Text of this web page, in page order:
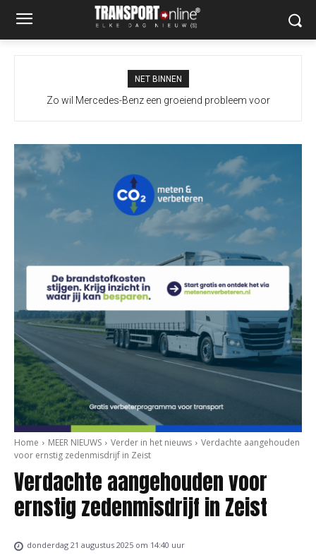
NET BINNEN
Zo wil Mercedes-Benz een groeiend probleem voor
Home MEER NIEUWS Verder in het nieuws
Verdachte aangehouden
voor ernstig zedenmisdrijf in Zeist
Verdachte aangehouden voor
ernstig zedenmisdrijf in Zeist
donderdag 21 augustus 2025 om 14:40 uur